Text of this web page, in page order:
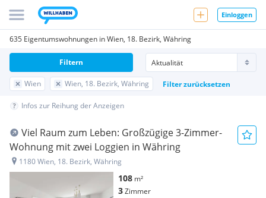
Einloggen
635 Eigentumswohnungen in Wien, 18. Bezirk, Währing
Wien Wien, 18. Bezirk, Währing Filter zurücksetzen
Filtern
Infos zur Reihung der Anzeigen
Viel Raum zum Leben: Großzügige 3-Zimmer-
Wohnung mit zwei Loggien in Währing
1180 Wien, 18. Bezirk, Währing
108 m²
3Zimmer